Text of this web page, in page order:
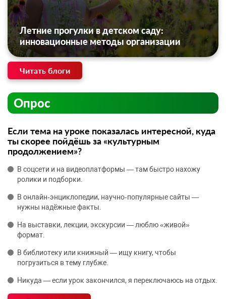
Летние прогулки в детском саду:
инновационные методы организации
Читать блоги
Опрос
Если тема на уроке показалась интересной, куда
ты скорее пойдёшь за «культурным
продолжением»?
В соцсети и на видеоплатформы — там быстро нахожу
ролики и подборки.
В онлайн‑энциклопедии, научно‑популярные сайты —
нужны надёжные факты.
На выставки, лекции, экскурсии — люблю «живой»
формат.
В библиотеку или книжный — ищу книгу, чтобы
погрузиться в тему глубже.
Никуда — если урок закончился, я переключаюсь на отдых.